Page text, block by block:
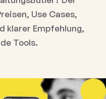
Use Cases,
klarer Empfehlung,
Tools.